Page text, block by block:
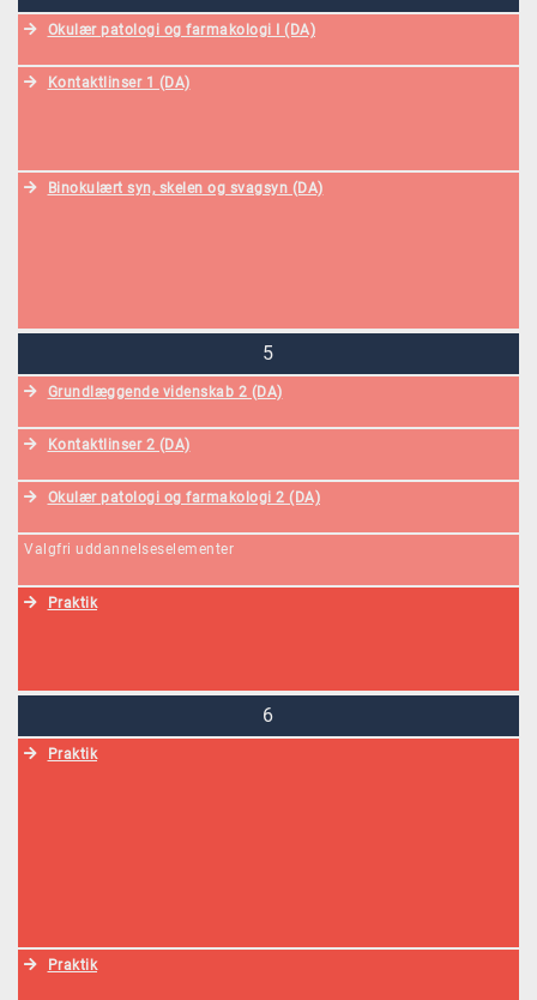
Okulær patologi og farmakologi I (DA)
Kontaktlinser 1 (DA)
Binokulært syn, skelen og svagsyn (DA)
5
Grundlæggende videnskab 2 (DA)
Kontaktlinser 2 (DA)
Okulær patologi og farmakologi 2 (DA)
Valgfri uddannelseselementer
Praktik
6
Praktik
Praktik